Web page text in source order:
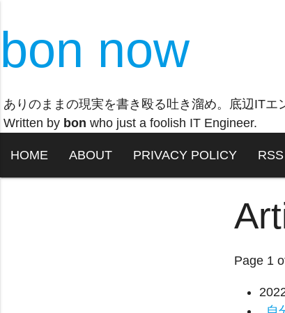
bon now
ありのままの現実を書き殴る吐き溜め。底辺ITエ
Written by bon who just a foolish IT Engineer.
HOME ABOUT PRIVACY POLICY RSS
Page 1